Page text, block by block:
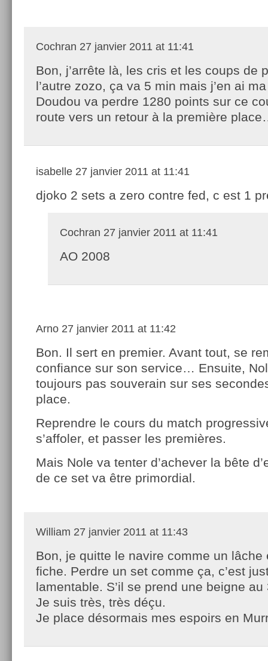
Cochran 27 janvier 2011 at 11:41
Bon, j’arrête là, les cris et les coups de
l’autre zozo, ça va 5 min mais j’en ai
Doudou va perdre 1280 points sur ce
route vers un retour à la première
isabelle 27 janvier 2011 at 11:41
djoko 2 sets a zero contre fed, c est 1
Cochran 27 janvier 2011 at 11:41
AO 2008
Arno 27 janvier 2011 at 11:42
Bon. Il sert en premier. Avant tout, se
confiance sur son service… Ensuite,
toujours pas souverain sur ses
place.
Reprendre le cours du match
s’affoler, et passer les premières.
Mais Nole va tenter d’achever la bête
de ce set va être primordial.
William 27 janvier 2011 at 11:43
Bon, je quitte le navire comme un lâche
fiche. Perdre un set comme ça, c’est
lamentable. S’il se prend une beigne
Je suis très, très déçu.
Je place désormais mes espoirs en